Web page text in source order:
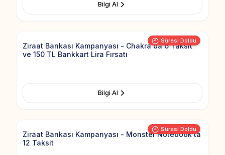
Bilgi Al
Süresi Doldu
Add to
Ziraat Bankası Kampanyası - Chakra'da 6 Taksit
ve 150 TL Bankkart Lira Fırsatı
Bilgi Al
Süresi Doldu
Add to
Ziraat Bankası Kampanyası - Monster Notebook'ta
12 Taksit